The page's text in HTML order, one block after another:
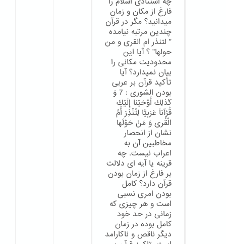
فارغ از مکان و زمان
میدانید؟ مگر در قرآن
چندین مرتبه نیامده
" لتنذر ام القری و من
حولها" ؟ آیا این
محدودیت مکانی را
بیان نمیدارد؟ آیا
تأکید قرآن بر عربی
بودن الشورى : 7 وَ
كَذلِكَ أَوْحَيْنا إِلَيْكَ
قُرْآناً عَرَبِيًّا لِتُنْذِرَ أُمَّ
الْقُرى‏ وَ مَنْ حَوْلَها
نشان از انحصار
مخاطبین آن به
اعراب نیست. چه
قرینه یا آیه ای دلالت
بر فارغ از زمان بودن
قرآن دارد؟ کامل
بودن امری نسبی
است و هر چیزی که
زمانی در حد خود
کامل بوده در زمان
دیگر ناقص و ناکارامد